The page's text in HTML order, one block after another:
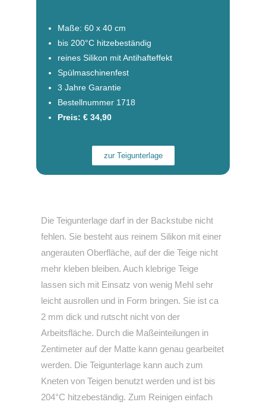
Maße: 60 x 40 cm
bis 200°C hitzebeständig
reines Silikon mit Antihafteffekt
Spülmaschinenfest
3 Jahre Garantie
Bestellnummer 1718
Preis: € 34,90
zur Teigunterlage
Die Teigunterlage darf in der Backstube nicht
fehlen. Sie besteht aus reinem Silikon mit einer
angerauten Oberfläche, auf der die Teige nicht
mehr kleben bleiben. Auch klebrige Teige
lassen sich mit Einsatz von wenig Mehl sehr
leicht ausrollen und in Form bringen. Sie ist ca
2 mm dick und rutscht nicht von der
Arbeitsfläche. Durch die Maßeinteilungen in
Zentimeter auf der Matte kann genau gearbeitet
werden. Die Teigunterlage kann auch zum
Kneten von Teigen benutzt werden und ist bis
204°C hitzebeständig. Zum Reinigen einfach